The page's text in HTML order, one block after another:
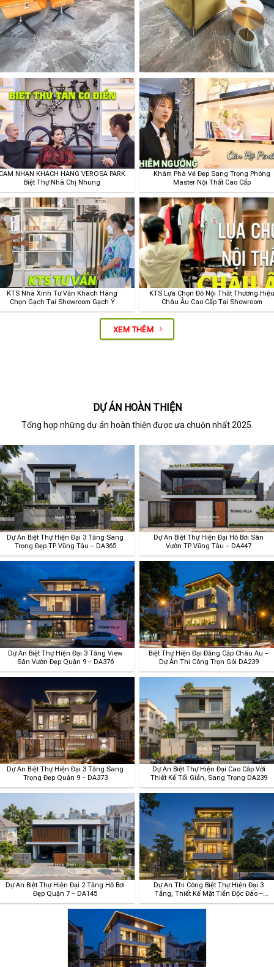
NHẬN KHÁCH HÀNG VEROSA PARK
Biệt Thự Nhà Chị Nhung
Khám Phá Vẻ Đẹp Sang Trọng Phòng
Master Nội Thất Cao Cấp
KTS Nhà Xinh Tư Vấn Khách Hàng
Chọn Gạch Tại Showroom Gạch Ý
KTS Lựa Chọn Đồ Nội Thất Thương Hiệu
Châu Âu Cao Cấp Tại Showroom
XEM THÊM
DỰ ÁN HOÀN THIỆN
Tổng hợp những dự án hoàn thiện được ưa chuộn nhất 2025.
Dự Án Biệt Thự Hiện Đại 3 Tầng Sang
Trọng Đẹp TP Vũng Tàu – DA365
Dự Án Biệt Thự Hiện Đại Hồ Bơi Sân
Vườn TP Vũng Tàu – DA447
Dự Án Biệt Thự Hiện Đại 3 Tầng View
Sân Vườn Đẹp Quận 9 – DA376
Biệt Thự Hiện Đại Đẳng Cấp Châu Âu –
Dự Án Thi Công Trọn Gói DA239
Dự Án Biệt Thự Hiện Đại 3 Tầng Sang
Trọng Đẹp Quận 9 – DA373
Dự Án Biệt Thự Hiện Đại Cao Cấp Với
Thiết Kế Tối Giản, Sang Trọng DA239
Dự Án Biệt Thự Hiện Đại 2 Tầng Hồ Bơi
Đẹp Quận 7 – DA145
Dự Án Thi Công Biệt Thự Hiện Đại 3
Tầng, Thiết Kế Mặt Tiền Độc Đáo –
DA239